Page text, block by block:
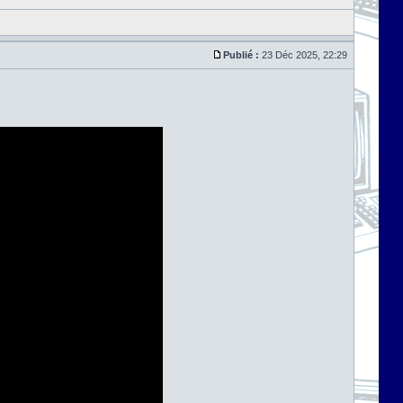
Publié : 23 Déc 2025, 22:29